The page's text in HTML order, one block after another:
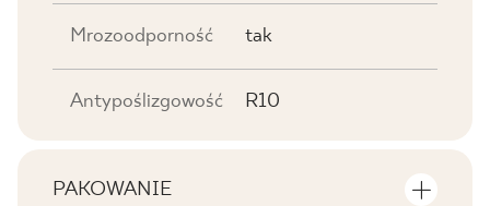
Mrozoodporność tak
Antypoślizgowość R10
PAKOWANIE